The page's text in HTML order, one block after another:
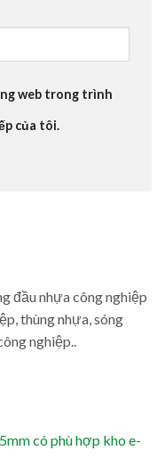
web trong trình
của tôi.
đầu nhựa công nghiệp
thùng nhựa, sóng
nghiệp..
có phù hợp kho e-